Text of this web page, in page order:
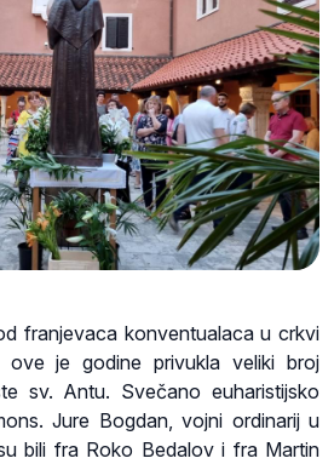
franjevaca konventualaca u crkvi
je godine privukla veliki broj
sv. Antu. Svečano euharistijsko
Jure Bogdan, vojni ordinarij u
bili fra Roko Bedalov i fra Martin